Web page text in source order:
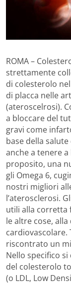
ROMA –
strettamente
di colesterolo
di placca nelle
(ateroscelrosi).
a bloccare del
gravi come
base della
anche a tenere
proposito, una
gli Omega 6,
nostri migliori
l’aterosclerosi.
utili alla corretta
le altre cose,
cardiovascolare.
riscontrato un
Nello specifico
del colesterolo
(o LDL, Low